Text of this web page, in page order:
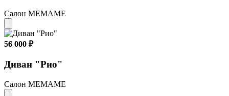
Салон МЕМАМЕ
56 000 ₽
Диван "Рио"
Салон МЕМАМЕ